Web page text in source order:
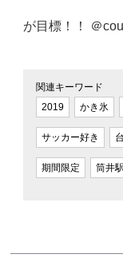
が目標！！ ＠
関連キーワード
2019
かき氷
サッカー好き
期間限定 筒井駅